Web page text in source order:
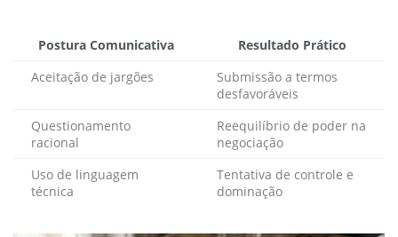
Postura Comunicativa
Resultado Prático
Aceitação de jargões
Submissão a termos
desfavoráveis
Questionamento
racional
Reequilíbrio de poder na
negociação
Uso de linguagem
técnica
Tentativa de controle e
dominação